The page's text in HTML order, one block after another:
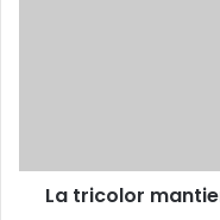
Oro
La tricolor